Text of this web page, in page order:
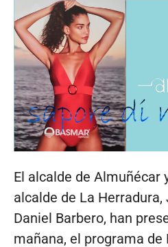
El alcalde de Almuñécar
alcalde de La Herradura,
Daniel Barbero, han
mañana, el programa